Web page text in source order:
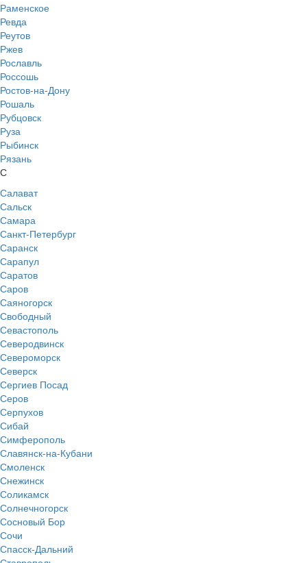
Раменское
Ревда
Реутов
Ржев
Рославль
Россошь
Ростов-на-Дону
Рошаль
Рубцовск
Руза
Рыбинск
Рязань
С
Салават
Сальск
Самара
Санкт-Петербург
Саранск
Сарапул
Саратов
Саров
Саяногорск
Свободный
Севастополь
Северодвинск
Североморск
Северск
Сергиев Посад
Серов
Серпухов
Сибай
Симферополь
Славянск-на-Кубани
Смоленск
Снежинск
Соликамск
Солнечногорск
Сосновый Бор
Сочи
Спасск-Дальний